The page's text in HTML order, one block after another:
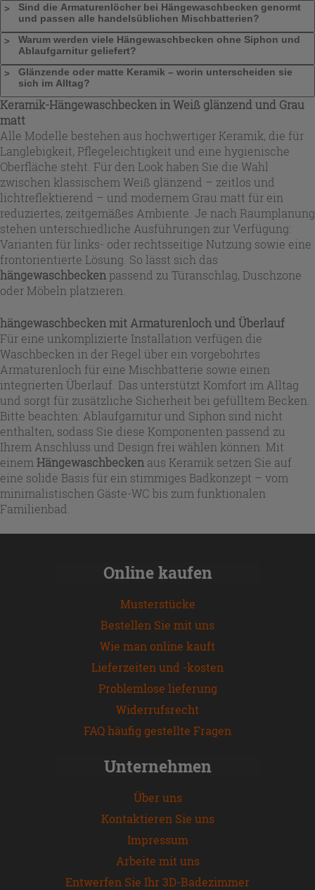
Sind die Armaturenlöcher bei Hängewaschbecken genormt
und passen alle handelsüblichen Mischbatterien?
Warum werden viele Hängewaschbecken ohne Siphon und
Ablaufgarnitur geliefert?
Glänzende oder matte Keramik – worin unterscheiden sie
sich im Alltag?
Keramik-Hängewaschbecken in Weiß glänzend und Grau
matt
Alle Modelle bestehen aus hochwertiger Keramik, die für
Langlebigkeit, Pflegeleichtigkeit und eine hygienische
Oberfläche steht. Für den Look haben Sie die Wahl
zwischen klassischem Weiß glänzend – zeitlos und
lichtreflektierend – und modernem Grau matt für ein
reduziertes, zeitgemäßes Ambiente. Je nach Raumplanung
stehen unterschiedliche Ausführungen zur Verfügung:
Varianten für links- oder rechtsseitige Nutzung sowie eine
frontorientierte Lösung. So lässt sich das
hängewaschbeckenpassend zu Türanschlag, Duschzone
oder Möbeln platzieren.
hängewaschbeckenmit Armaturenloch und Überlauf
Für eine unkomplizierte Installation verfügen die
Waschbecken in der Regel über ein vorgebohrtes
Armaturenloch für eine Mischbatterie sowie einen
integrierten Überlauf. Das unterstützt Komfort im Alltag
und sorgt für zusätzliche Sicherheit bei gefülltem Becken.
Bitte beachten: Ablaufgarnitur und Siphon sind nicht
enthalten, sodass Sie diese Komponenten passend zu
Ihrem Anschluss und Design frei wählen können. Mit
einem Hängewaschbecken aus Keramik setzen Sie auf
eine solide Basis für ein stimmiges Badkonzept – vom
minimalistischen Gäste-WC bis zum funktionalen
Familienbad.
Online kaufen
Musterstücke
Bestellen Sie mit uns
Wie man online kauft
Lieferzeiten und -kosten
Problemlose lieferung
Widerrufsrecht
FAQ häufig gestellte Fragen
Unternehmen
Über uns
Kontaktieren Sie uns
Impressum
Arbeite mit uns
Entwerfen Sie Ihr 3D-Badezimmer